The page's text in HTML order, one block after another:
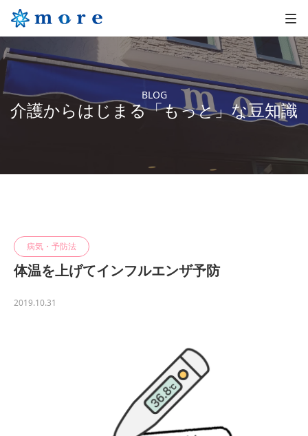
BLOG
介護からはじまる「もっと」な豆知識
病気・予防法
体温を上げてインフルエンザ予防
2019.10.31